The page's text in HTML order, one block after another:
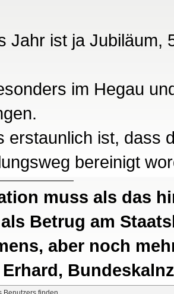
Jahr ist ja Jubiläum,
im Hegau
erstaunlich ist, dass
bereinigt
muss als das
Betrug am
aber noch